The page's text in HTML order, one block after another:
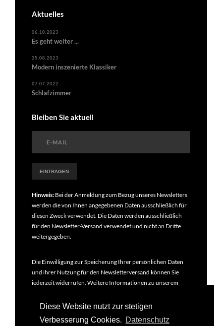
Diese Website nutzt zur stetigen
Verbesserung Cookies. Datenschutz
Aktuelles
06.10.2023
Es geht weiter ...
25.08.2023
Modern inszenierte Klassiker
07.07.2022
Schlafzimmer
Bleiben Sie aktuell
Hinweis: Bei der Anmeldung zum Bezug unseres Newsletters
werden die von Ihnen angegebenen Daten ausschließlich für
diesen Zweck verwendet. Die Daten werden ausschließlich
für den Newsletter-Versand verwendet und nicht an Dritte
weitergegeben.
Die Einwilligung zur Speicherung Ihrer persönlichen Daten
und ihrer Nutzung für den Newsletterversand können Sie
jederzeit widerrufen. Weitere Informationen zu unserem
Datenschutzbestimmungen